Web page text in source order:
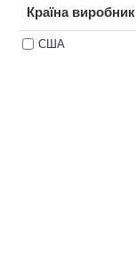
Цегла
Цемент
Країна виробник
США